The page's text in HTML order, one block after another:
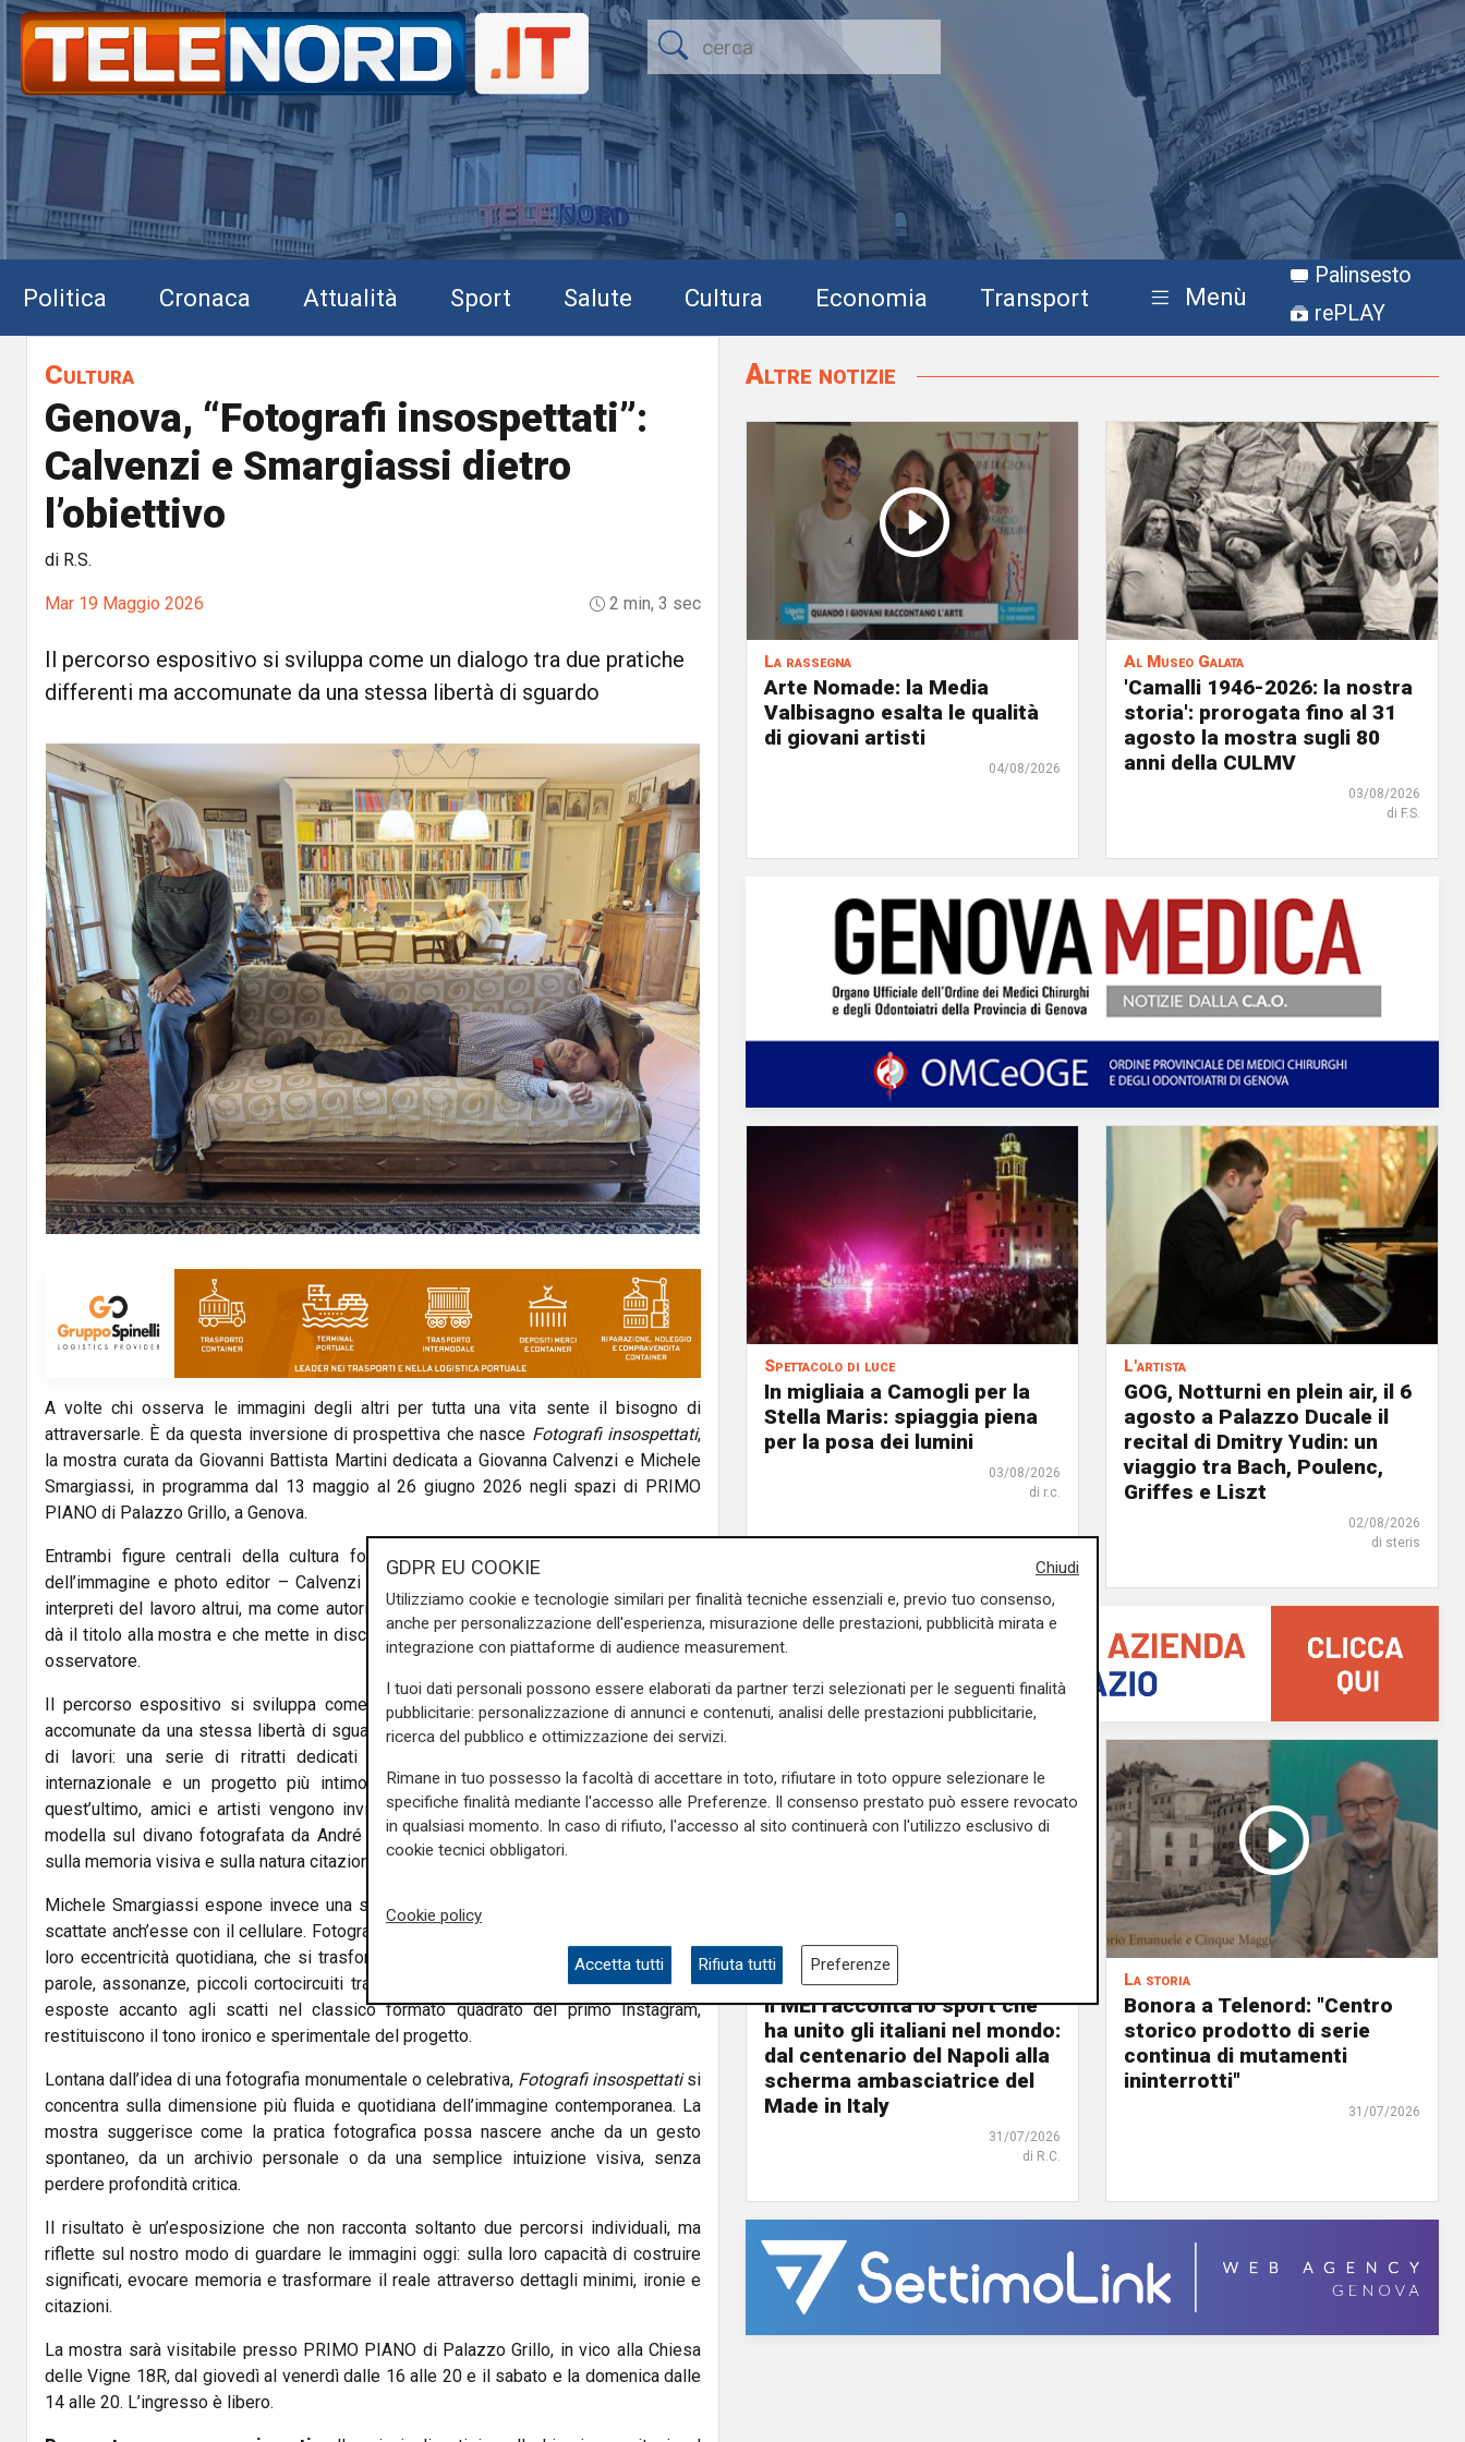
Politica Cronaca Attualità Sport Salute Cultura Economia Transport Menù
Palinsesto
rePLAY
Cultura
Genova, “Fotografi insospettati”:
Calvenzi e Smargiassi dietro
l’obiettivo
di R.S.
Mar 19 Maggio 2026 2 min, 3 sec
Il percorso espositivo si sviluppa come un dialogo tra due pratiche
differenti ma accomunate da una stessa libertà di sguardo
A volte chi osserva le immagini degli altri per tutta una vita sente il bisogno di
attraversarle. È da questa inversione di prospettiva che nasce Fotografi insospettati,
la mostra curata da Giovanni Battista Martini dedicata a Giovanna Calvenzi e Michele
Smargiassi, in programma dal 13 maggio al 26 giugno 2026 negli spazi di PRIMO
PIANO di Palazzo Grillo, a Genova.
Entrambi figure centrali della cultura fotografica italiana – critici, curatori, storici
dell’immagine e photo editor – Calvenzi e Smargiassi arrivano qui non nel ruolo di
interpreti del lavoro altrui, ma come autori. Un passaggio laterale, quasi inatteso, che
dà il titolo alla mostra e che mette in discussione le tradizionali categorie di autore e
osservatore.
Il percorso espositivo si sviluppa come un dialogo tra due pratiche differenti ma
accomunate da una stessa libertà di sguardo. Giovanna Calvenzi presenta due nuclei
di lavori: una serie di ritratti dedicati a protagonisti della fotografia italiana e
internazionale e un progetto più intimo e ironico, realizzato con il cellulare. In
quest’ultimo, amici e artisti vengono invitati a reinterpretare la celebre posa della
modella sul divano fotografata da André Kertész, in un gioco di rimandi che riflette
sulla memoria visiva e sulla natura citazionale della fotografia.
Michele Smargiassi espone invece una selezione di immagini nate per Instagram e
scattate anch’esse con il cellulare. Fotografie apparentemente leggere, raccolte per la
loro eccentricità quotidiana, che si trasformano in dispositivi di linguaggio: giochi di
parole, assonanze, piccoli cortocircuiti tra testo e immagine. Le didascalie originali,
esposte accanto agli scatti nel classico formato quadrato del primo Instagram,
restituiscono il tono ironico e sperimentale del progetto.
Lontana dall’idea di una fotografia monumentale o celebrativa, Fotografi insospettatisi
concentra sulla dimensione più fluida e quotidiana dell’immagine contemporanea. La
mostra suggerisce come la pratica fotografica possa nascere anche da un gesto
spontaneo, da un archivio personale o da una semplice intuizione visiva, senza
perdere profondità critica.
Il risultato è un’esposizione che non racconta soltanto due percorsi individuali, ma
riflette sul nostro modo di guardare le immagini oggi: sulla loro capacità di costruire
significati, evocare memoria e trasformare il reale attraverso dettagli minimi, ironie e
citazioni.
La mostra sarà visitabile presso PRIMO PIANO di Palazzo Grillo, in vico alla Chiesa
delle Vigne 18R, dal giovedì al venerdì dalle 16 alle 20 e il sabato e la domenica dalle
14 alle 20. L’ingresso è libero.
Altre notizie
La rassegna
Arte Nomade: la Media
Valbisagno esalta le qualità
di giovani artisti
04/08/2026
Al Museo Galata
'Camalli 1946-2026: la nostra
storia': prorogata fino al 31
agosto la mostra sugli 80
anni della CULMV
03/08/2026
di F.S.
Spettacolo di luce
In migliaia a Camogli per la
Stella Maris: spiaggia piena
per la posa dei lumini
03/08/2026
di r.c.
L'artista
GOG, Notturni en plein air, il 6
agosto a Palazzo Ducale il
recital di Dmitry Yudin: un
viaggio tra Bach, Poulenc,
Griffes e Liszt
02/08/2026
di steris
Il programma
Il MEI racconta lo sport che
ha unito gli italiani nel mondo:
dal centenario del Napoli alla
scherma ambasciatrice del
Made in Italy
31/07/2026
di R.C.
La storia
Bonora a Telenord: "Centro
storico prodotto di serie
continua di mutamenti
ininterrotti"
31/07/2026
Chiudi
GDPR EU COOKIE
Utilizziamo cookie e tecnologie similari per finalità tecniche essenziali e, previo tuo consenso,
anche per personalizzazione dell'esperienza, misurazione delle prestazioni, pubblicità mirata e
integrazione con piattaforme di audience measurement.
I tuoi dati personali possono essere elaborati da partner terzi selezionati per le seguenti finalità
pubblicitarie: personalizzazione di annunci e contenuti, analisi delle prestazioni pubblicitarie,
ricerca del pubblico e ottimizzazione dei servizi.
Rimane in tuo possesso la facoltà di accettare in toto, rifiutare in toto oppure selezionare le
specifiche finalità mediante l'accesso alle Preferenze. Il consenso prestato può essere revocato
in qualsiasi momento. In caso di rifiuto, l'accesso al sito continuerà con l'utilizzo esclusivo di
cookie tecnici obbligatori.
Cookie policy
Accetta tutti Rifiuta tutti Preferenze